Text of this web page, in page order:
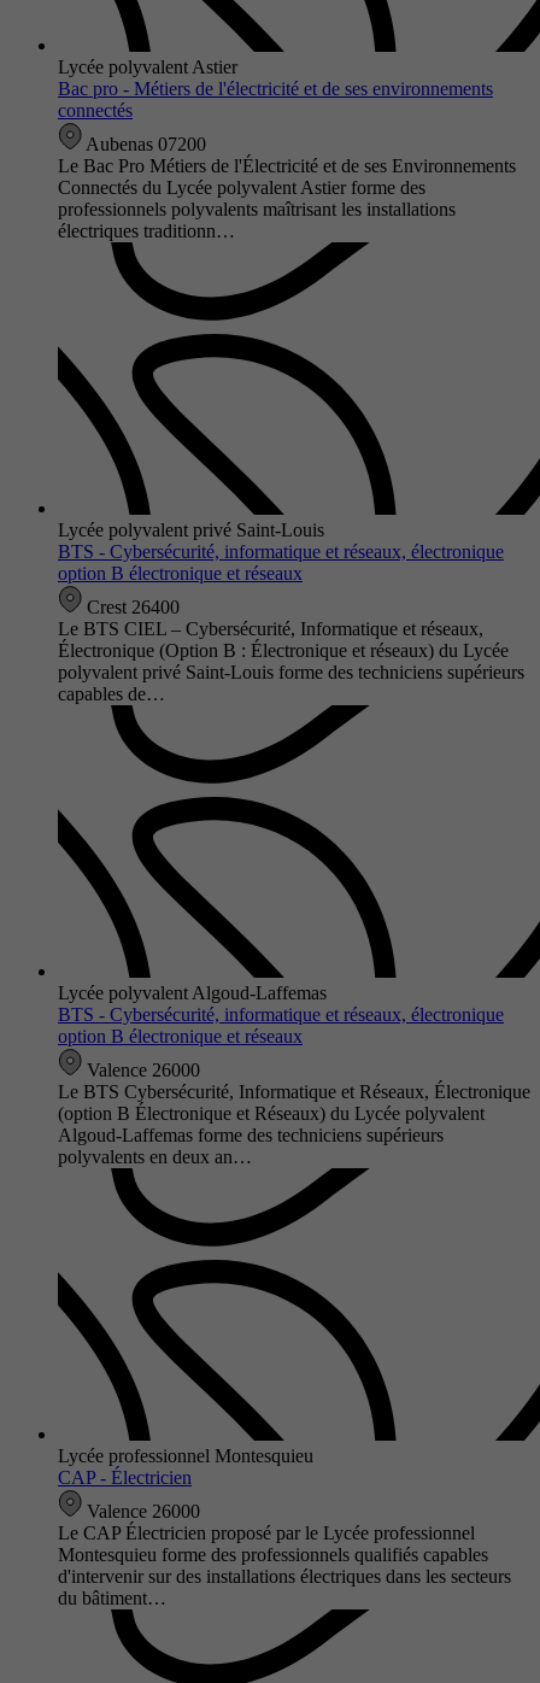
Lycée polyvalent Astier
Bac pro - Métiers de l'électricité et de ses environnements
connectés
Aubenas 07200
Le Bac Pro Métiers de l'Électricité et de ses Environnements
Connectés du Lycée polyvalent Astier forme des
professionnels polyvalents maîtrisant les installations
électriques traditionn…
Lycée polyvalent privé Saint-Louis
BTS - Cybersécurité, informatique et réseaux, électronique
option B électronique et réseaux
Crest 26400
Le BTS CIEL – Cybersécurité, Informatique et réseaux,
Électronique (Option B : Électronique et réseaux) du Lycée
polyvalent privé Saint-Louis forme des techniciens supérieurs
capables de…
Lycée polyvalent Algoud-Laffemas
BTS - Cybersécurité, informatique et réseaux, électronique
option B électronique et réseaux
Valence 26000
Le BTS Cybersécurité, Informatique et Réseaux, Électronique
(option B Électronique et Réseaux) du Lycée polyvalent
Algoud-Laffemas forme des techniciens supérieurs
polyvalents en deux an…
Lycée professionnel Montesquieu
CAP - Électricien
Valence 26000
Le CAP Électricien proposé par le Lycée professionnel
Montesquieu forme des professionnels qualifiés capables
d'intervenir sur des installations électriques dans les secteurs
du bâtiment…